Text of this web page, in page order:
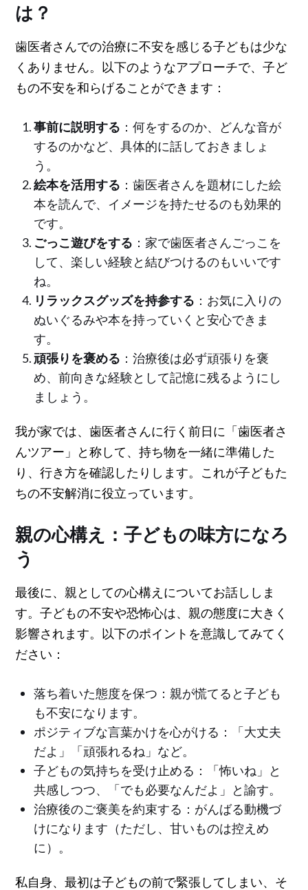
は？
歯医者さんでの治療に不安を感じる子どもは少な
くありません。以下のようなアプローチで、子ど
もの不安を和らげることができます：
事前に説明する ：何をするのか、どんな音が
するのかなど、具体的に話しておきましょ
う。
絵本を活用する ：歯医者さんを題材にした絵
本を読んで、イメージを持たせるのも効果的
です。
ごっこ遊びをする ：家で歯医者さんごっこを
して、楽しい経験と結びつけるのもいいです
ね。
リラックスグッズを持参する ：お気に入りの
ぬいぐるみや本を持っていくと安心できま
す。
頑張りを褒める ：治療後は必ず頑張りを褒
め、前向きな経験として記憶に残るようにし
ましょう。
我が家では、歯医者さんに行く前日に「歯医者さ
んツアー」と称して、持ち物を一緒に準備した
り、行き方を確認したりします。これが子どもた
ちの不安解消に役立っています。
親の心構え：子どもの味方になろ
う
最後に、親としての心構えについてお話ししま
す。子どもの不安や恐怖心は、親の態度に大きく
影響されます。以下のポイントを意識してみてく
ださい：
落ち着いた態度を保つ：親が慌てると子ども
も不安になります。
ポジティブな言葉かけを心がける：「大丈夫
だよ」「頑張れるね」など。
子どもの気持ちを受け止める：「怖いね」と
共感しつつ、「でも必要なんだよ」と諭す。
治療後のご褒美を約束する：がんばる動機づ
けになります（ただし、甘いものは控えめ
に）。
私自身、最初は子どもの前で緊張してしまい、そ